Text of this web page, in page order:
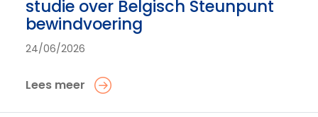
studie over Belgisch Steunpunt
bewindvoering
24/06/2026
Lees meer